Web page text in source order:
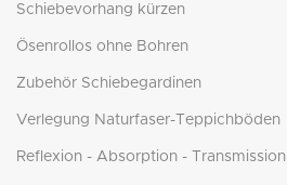
Schiebevorhang kürzen
Ösenrollos ohne Bohren
Zubehör Schiebegardinen
Verlegung Naturfaser-Teppichböden
Reflexion - Absorption - Transmission